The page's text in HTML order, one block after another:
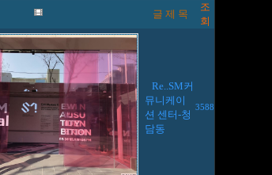
글 제 목
조
회
Re..SM커
뮤니케이
션 센터-청
담동
3588